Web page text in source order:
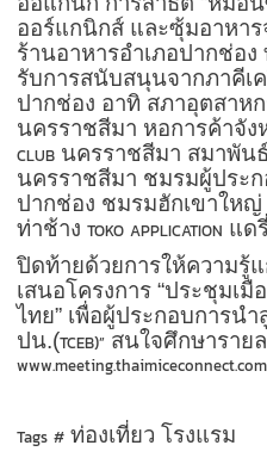
ออร์แกนิกส์ และซุ้มอาหา
ร้านอาหารอำเภอปากช่อ
รับการสนับสนุนจากภาคีเ
ปากช่อง อาทิ สภาอุตสาห
นครราชสีมา หอการค้าจั
CLUB นครราชสีมา สมาพัน
นครราชสีมา ชมรมผู้ประก
ปากช่อง ชมรมฮักเขาให
ท่าช้างTOKO APPLICATION แด
ปิดท้ายด้วยการให้ความรู้
เสนอโครงการ “ประชุมเมื
ไทย” เพื่อผู้ประกอบการน
ปน.(TCEB)” สนใจศึกษาราย
www.meeting.thaimiceconnect.com
Tags #ท่องเที่ยว โรงแรม